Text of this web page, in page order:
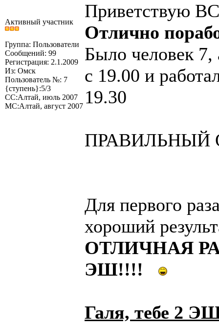
Активный участник
Группа: Пользователи
Сообщений: 99
Регистрация: 2.1.2009
Из: Омск
Пользователь №: 7
{ступень}:5/3
СС:Алтай, июль 2007
МС:Алтай, август 2007
Приветствую
Отлично
Было человек 7,
с 19.00 и
19.30
ПРАВИЛЬНЫЙ
Для первого
хороший
ОТЛИЧНАЯ
ЭШ!!!!
Галя, тебе 2